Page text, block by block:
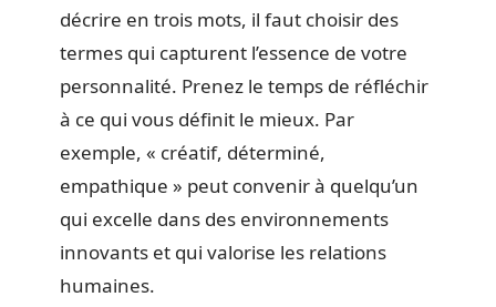
décrire en trois mots, il faut choisir des
termes qui capturent l’essence de votre
personnalité. Prenez le temps de réfléchir
à ce qui vous définit le mieux. Par
exemple, « créatif, déterminé,
empathique » peut convenir à quelqu’un
qui excelle dans des environnements
innovants et qui valorise les relations
humaines.